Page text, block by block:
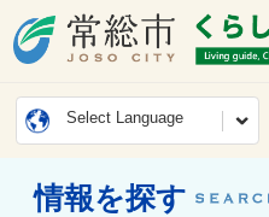
Select Language
情報を探す